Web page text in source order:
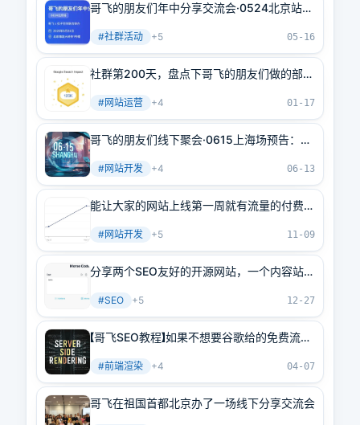
哥飞的朋友们年中分享交流会·0524北京站议
#社群活动 +5 05-16
社群第200天，盘点下哥飞的朋友们做的部分
#网站运营 +4 01-17
哥飞的朋友们线下聚会·0615上海场预告：嘉
#网站开发 +4 06-13
能让大家的网站上线第一周就有流量的付费社
额就要涨价了
#网站开发 +5 11-09
分享两个SEO友好的开源网站，一个内容站，
#SEO +5 12-27
【哥飞SEO教程】如果不想要谷歌给的免费流
#前端渲染 +4 04-07
哥飞在祖国首都北京办了一场线下分享交流会